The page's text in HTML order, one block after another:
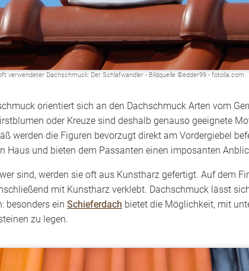
verwendeter Dachschmuck: Der Schlafwandler - Bildquelle ©edder99 - fotolia.com
orientiert sich an den Dachschmuck Arten vom
oder Kreuze sind deshalb genauso geeignete
werden die Figuren bevorzugt direkt am Vordergiebel
Haus und bieten dem Passanten einen imposanten
sind, werden sie oft aus Kunstharz gefertigt. Auf dem
mit Kunstharz verklebt. Dachschmuck lässt
besonders ein Schieferdach bietet die Möglichkeit, mit
zu legen.